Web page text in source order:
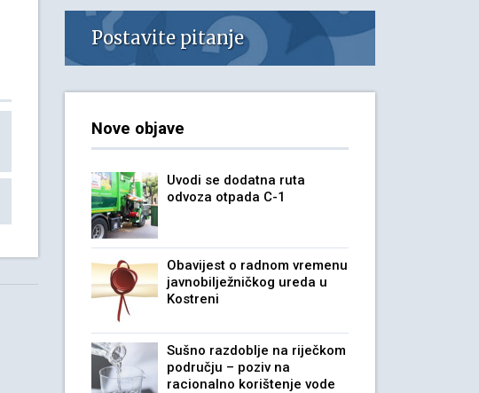
Postavite pitanje
Nove objave
Uvodi se dodatna ruta
odvoza otpada C-1
Obavijest o radnom vremenu
javnobilježničkog ureda u
Kostreni
Sušno razdoblje na riječkom
području – poziv na
racionalno korištenje vode